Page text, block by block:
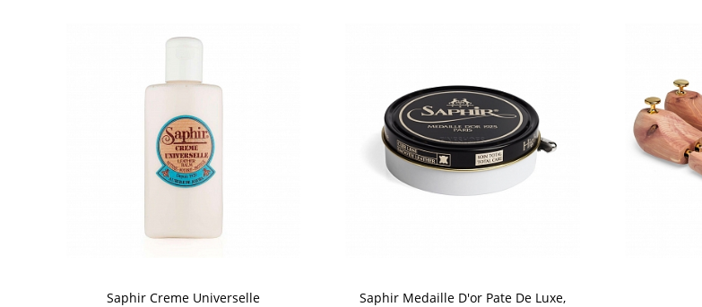
Saphir Creme Universelle
Saphir Medaille D'or Pate De Luxe,